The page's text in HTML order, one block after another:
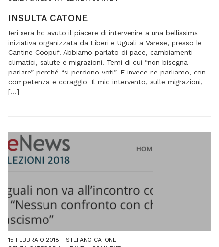
INSULTA CATONE
Ieri sera ho avuto il piacere di intervenire a una bellissima
iniziativa organizzata da Liberi e Uguali a Varese, presso le
Cantine Coopuf. Abbiamo parlato di pace, cambiamenti
climatici, salute e migrazioni. Temi di cui “non bisogna
parlare” perché “si perdono voti”. E invece ne parliamo, con
competenza e coraggio. Il mio intervento, sulle migrazioni,
[…]
15 FEBBRAIO 2018
STEFANO CATONE